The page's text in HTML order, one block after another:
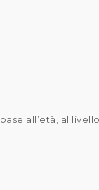
all’età, al